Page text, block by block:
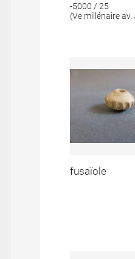
-5000 / 25
(Ve millénaire av.
fusaïole